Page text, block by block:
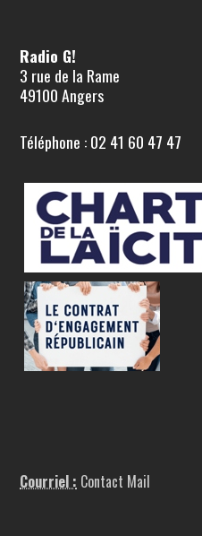
Radio G!
3 rue de la Rame
49100 Angers
Téléphone : 02 41 60 47 47
Courriel : Contact Mail